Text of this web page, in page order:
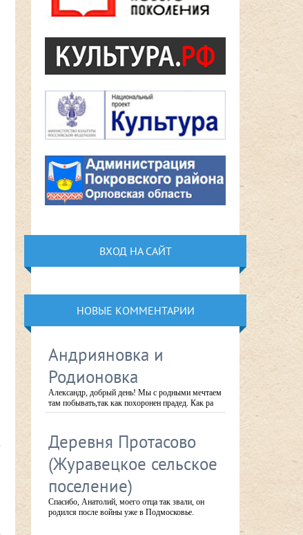
ВХОД НА САЙТ
НОВЫЕ КОММЕНТАРИИ
Андрияновка и
Родионовка
Александр, добрый день! Мы с родными мечтаем
там побывать,так как похоронен прадед. Как ра
Деревня Протасово
(Журавецкое сельское
поселение)
Спасибо, Анатолий, моего отца так звали, он
родился после войны уже в Подмосковье.